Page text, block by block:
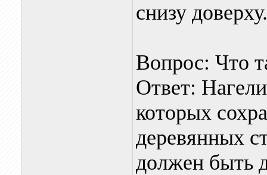
снизу доверху.
Вопрос: Что
Ответ:
которых
деревянных
должен быть